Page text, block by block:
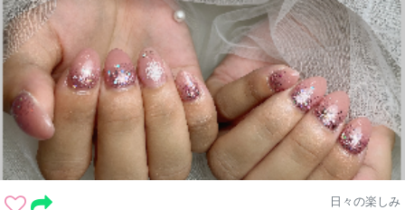
日々の楽しみ